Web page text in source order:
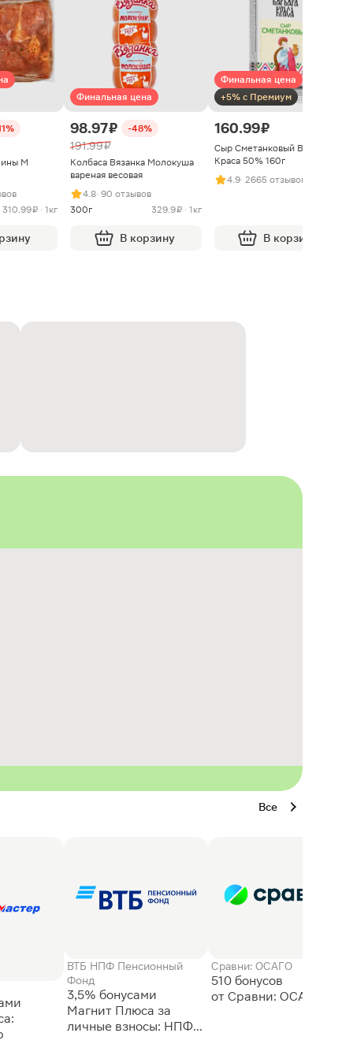
М
310.99 ₽ · 1кг
Финальная цена
98.97 ₽ -48%
191.99 ₽
Колбаса Вязанка Молокуша
вареная весовая
4.8· 90 отзывов
300г
329.9 ₽ · 1кг
В корзину
Финальная цена
+5% с Премиум
160.99 ₽
Сыр Сметанковый Варвара
Краса 50% 160г
4.9· 2665 отзывов
В корзину
Все
ВТБ НПФ Пенсионный
Фонд
3,5% бонусами
Магнит Плюса за
личные взносы: НПФ
Сравни: ОСАГО
510 бонусов